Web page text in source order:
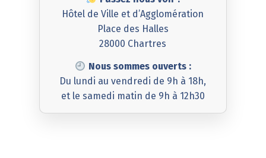
Hôtel de Ville et d’Agglomération
Place des Halles
28000 Chartres
Nous sommes ouverts :
Du lundi au vendredi de 9h à 18h,
et le samedi matin de 9h à 12h30